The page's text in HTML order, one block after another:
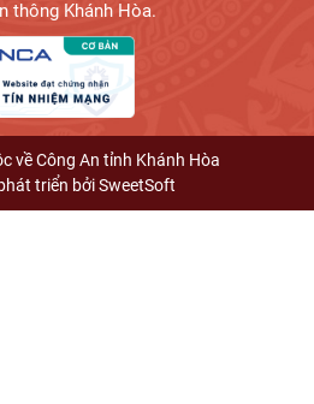
thông Khánh Hòa.
về Công An tỉnh Khánh Hòa
triển bởiSweetSoft